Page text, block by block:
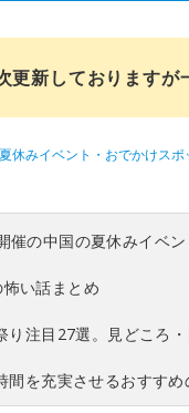
更新しておりますが
休みイベント・おでかけスポ
催の中国の夏休みイベ
い話まとめ
り注目27選。見どころ・
間を充実させるおすす